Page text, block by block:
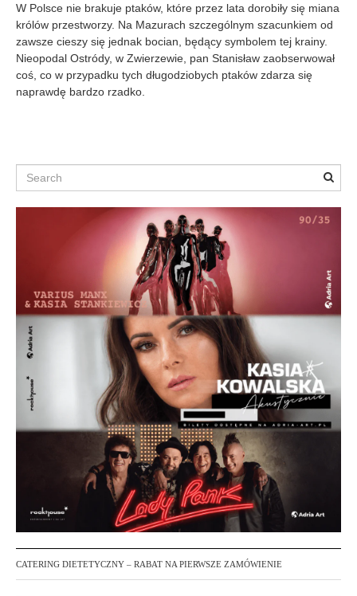
6
-
0
6
W Polsce nie brakuje ptaków, które przez lata dorobiły się miana
królów przestworzy. Na Mazurach szczególnym szacunkiem od
zawsze cieszy się jednak bocian, będący symbolem tej krainy.
Nieopodal Ostródy, w Zwierzewie, pan Stanisław zaobserwował
coś, co w przypadku tych długodziobych ptaków zdarza się
naprawdę bardzo rzadko.
Search
CATERING DIETETYCZNY – RABAT NA PIERWSZE ZAMÓWIENIE